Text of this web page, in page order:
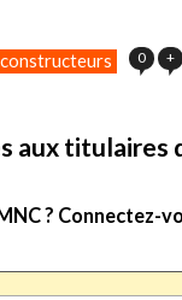
0 +
aux titulaires
? Connectez-